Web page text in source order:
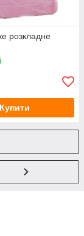
розкладне
Купити